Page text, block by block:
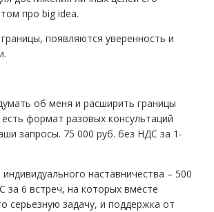
про big idea.
появляются уверенность и
об меня и расширить границы
формат разовых консультаций
запросы. 75 000 руб. без НДС за 1-
наставничества – 500
за 6 встреч, на которых вместе
серьезную задачу, и поддержка от